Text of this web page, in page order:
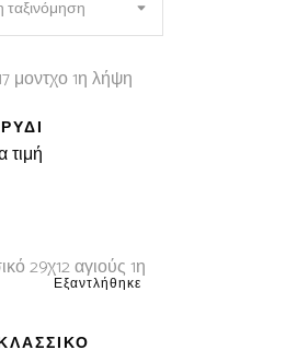
τιμή
Εξαντλήθηκε